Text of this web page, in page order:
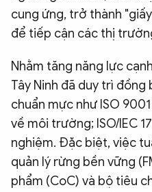
cung ứng, trở thành
để tiếp cận các thị
Nhằm tăng năng lực
Tây Ninh đã duy trì
chuẩn mực như ISO
về môi trường; ISO/IEC
nghiệm. Đặc biệt, việc
quản lý rừng bền vững
phẩm (CoC) và bộ tiêu